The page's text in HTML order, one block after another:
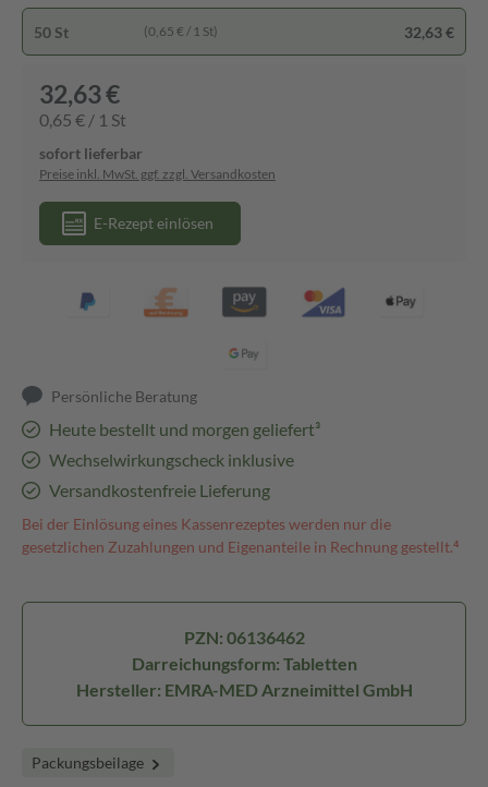
50 St (0,65 € / 1 St) 32,63 €
32,63 €
0,65 € / 1 St
sofort lieferbar
Preise inkl. MwSt. ggf. zzgl. Versandkosten
E-Rezept einlösen
Persönliche Beratung
Heute bestellt und morgen geliefert³
Wechselwirkungscheck inklusive
Versandkostenfreie Lieferung
Bei der Einlösung eines Kassenrezeptes werden nur die
gesetzlichen Zuzahlungen und Eigenanteile in Rechnung gestellt.⁴
PZN: 06136462
Darreichungsform: Tabletten
Hersteller: EMRA-MED Arzneimittel GmbH
Packungsbeilage